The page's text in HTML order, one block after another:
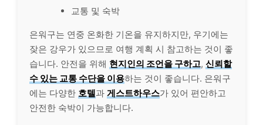
교통 및 숙박
은워구는 연중 온화한 기온을 유지하지만, 우기에는
잦은 강우가 있으므로 여행 계획 시 참고하는 것이 좋
습니다. 안전을 위해 현지인의 조언을 구하고, 신뢰할
수 있는 교통 수단을 이용하는 것이 좋습니다. 은워구
에는 다양한 호텔과 게스트하우스가 있어 편안하고
안전한 숙박이 가능합니다.